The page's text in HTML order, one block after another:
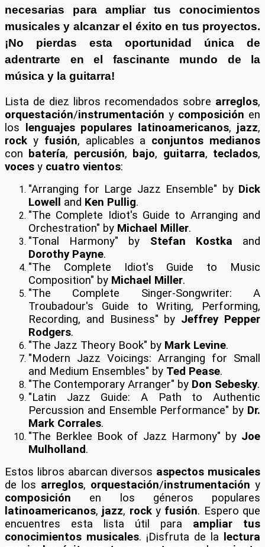
necesarias para ampliar tus conocimientos
musicales y alcanzar el éxito en tus proyectos.
¡No pierdas esta oportunidad única de
adentrarte en el fascinante mundo de la
música y la guitarra!
Lista de diez libros recomendados sobre arreglos,
orquestación/instrumentación y composición en
los
lenguajes populares latinoamericanos, jazz,
rock y fusión, aplicables a conjuntos medianos
con batería, percusión, bajo, guitarra, teclados,
voces y cuatro vientos:
"Arranging for Large Jazz Ensemble" by Dick
Lowell
and Ken Pullig.
"The Complete Idiot's Guide to Arranging and
Orchestration" by Michael Miller.
"Tonal Harmony" by Stefan Kostka and
Dorothy Payne.
"The Complete Idiot's Guide to Music
Composition" by Michael Miller.
"The Complete Singer-Songwriter: A
Troubadour's Guide to Writing, Performing,
Recording, and Business" by Jeffrey Pepper
Rodgers.
"The Jazz Theory Book" by Mark Levine.
"Modern Jazz Voicings: Arranging for Small
and Medium Ensembles" by Ted Pease.
"The Contemporary Arranger" by Don Sebesky.
"Latin Jazz Guide: A Path to Authentic
Percussion and Ensemble Performance" by Dr.
Mark Corrales.
"The Berklee Book of Jazz Harmony" by Joe
Mulholland.
Estos libros abarcan diversos aspectos musicales
de los arreglos, orquestación/instrumentación y
composición en los géneros populares
latinoamericanos, jazz, rocky fusión. Espero que
encuentres esta lista útil para ampliar tus
conocimientos musicales. ¡Disfruta de la
lectura